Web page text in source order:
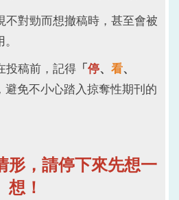
對勁而想撤稿時，甚至會被
稿前，記得 「 停、 看、
避免不小心踏入掠奪性期刊的
形，請停下來先想一
想！